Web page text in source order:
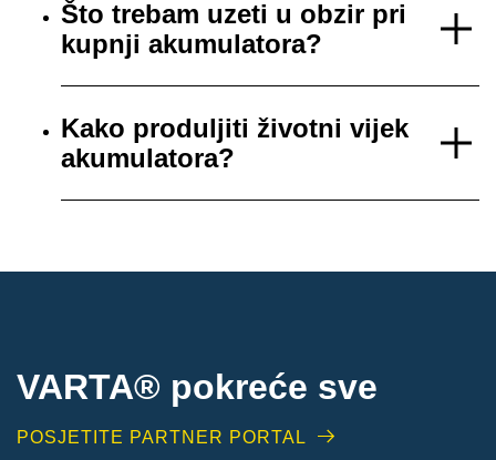
Što trebam uzeti u obzir pri
kupnji akumulatora?
Kako produljiti životni vijek
akumulatora?
VARTA® pokreće sve
POSJETITE PARTNER PORTAL